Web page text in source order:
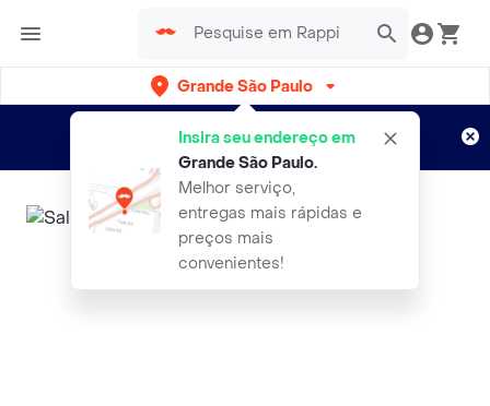
Grande São Paulo
Insira seu endereço em
Grande São Paulo.
Melhor serviço,
entregas mais rápidas e
preços mais
convenientes!
Entregas grátis por 15 dias!
Aplicam T&C